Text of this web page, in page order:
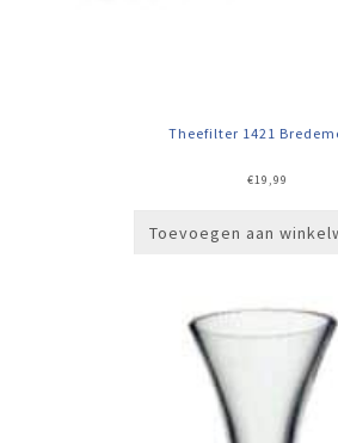
Theefilter 1421
€19,99
Toevoegen aan